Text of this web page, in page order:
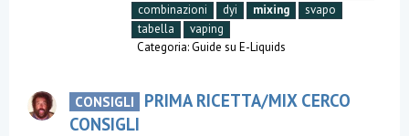
combinazioni
dyi mixing
svapo
tabella
vaping
Categoria:Guide su E-Liquids
CONSIGLI
PRIMA RICETTA/MIX CERCO
CONSIGLI